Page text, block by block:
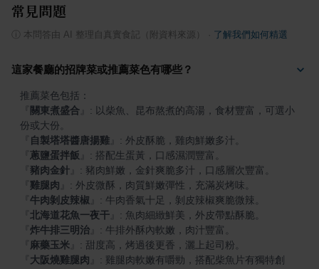
常見問題
本問答由 AI 整理自真實食記（附資料來源） 了解我們如何精選
這家餐廳的招牌菜或推薦菜色有哪些？
關東煮盛合
: 以柴魚、昆布熬煮的高湯，食材豐富，可選小
自製塔塔醬唐揚雞
蔥鹽蛋拌飯
豬肉金針
雞腿肉
牛肉剝皮辣椒
北海道花魚一夜干
炸牛排三明治
麻藥玉米
大阪燒雞腿肉
: 雞腿肉軟嫩有嚼勁，搭配柴魚片有獨特創